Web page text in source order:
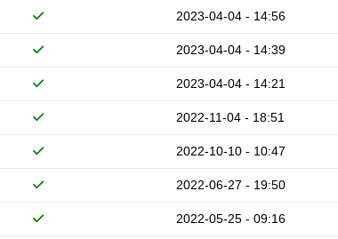
2023-04-04 - 14:56
2023-04-04 - 14:39
2023-04-04 - 14:21
2022-11-04 - 18:51
2022-10-10 - 10:47
2022-06-27 - 19:50
2022-05-25 - 09:16